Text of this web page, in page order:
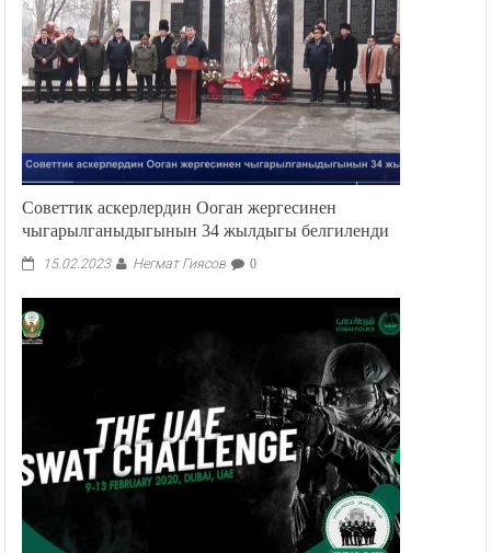
Советтик аскерлердин Ооган жергесинен
чыгарылганыдыгынын 34 жылдыгы белгиленди
15.02.2023 Негмат Гиясов 0